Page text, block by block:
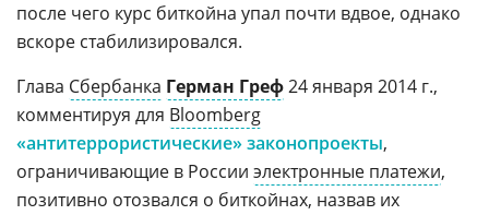
после чего курс биткойна упал почти вдвое, однако
вскоре стабилизировался.
Глава Сбербанка Герман Греф24 января 2014 г.,
комментируя для Bloomberg
«антитеррористические» законопроекты,
ограничивающие в России электронные платежи,
позитивно отозвался о биткойнах, назвав их